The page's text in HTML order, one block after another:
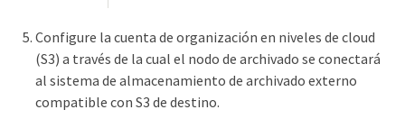
Configure la cuenta de organización en niveles de cloud
(S3) a través de la cual el nodo de archivado se conectará
al sistema de almacenamiento de archivado externo
compatible con S3 de destino.